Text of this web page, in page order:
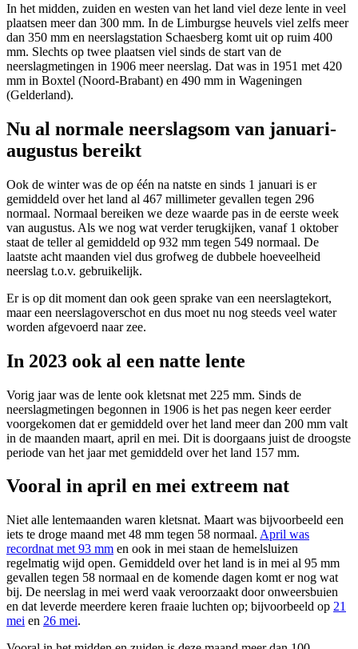
In het midden, zuiden en westen van het land viel deze lente in veel
plaatsen meer dan 300 mm. In de Limburgse heuvels viel zelfs meer
dan 350 mm en neerslagstation Schaesberg komt uit op ruim 400
mm. Slechts op twee plaatsen viel sinds de start van de
neerslagmetingen in 1906 meer neerslag. Dat was in 1951 met 420
mm in Boxtel (Noord-Brabant) en 490 mm in Wageningen
(Gelderland).
Nu al normale neerslagsom van januari-
augustus bereikt
Ook de winter was de op één na natste en sinds 1 januari is er
gemiddeld over het land al 467 millimeter gevallen tegen 296
normaal. Normaal bereiken we deze waarde pas in de eerste week
van augustus. Als we nog wat verder terugkijken, vanaf 1 oktober
staat de teller al gemiddeld op 932 mm tegen 549 normaal. De
laatste acht maanden viel dus grofweg de dubbele hoeveelheid
neerslag t.o.v. gebruikelijk.
Er is op dit moment dan ook geen sprake van een neerslagtekort,
maar een neerslagoverschot en dus moet nu nog steeds veel water
worden afgevoerd naar zee.
In 2023 ook al een natte lente
Vorig jaar was de lente ook kletsnat met 225 mm. Sinds de
neerslagmetingen begonnen in 1906 is het pas negen keer eerder
voorgekomen dat er gemiddeld over het land meer dan 200 mm valt
in de maanden maart, april en mei. Dit is doorgaans juist de droogste
periode van het jaar met gemiddeld over het land 157 mm.
Vooral in april en mei extreem nat
Niet alle lentemaanden waren kletsnat. Maart was bijvoorbeeld een
iets te droge maand met 48 mm tegen 58 normaal. April was
recordnat met 93 mm en ook in mei staan de hemelsluizen
regelmatig wijd open. Gemiddeld over het land is in mei al 95 mm
gevallen tegen 58 normaal en de komende dagen komt er nog wat
bij. De neerslag in mei werd vaak veroorzaakt door onweersbuien
en dat leverde meerdere keren fraaie luchten op; bijvoorbeeld op 21
mei en 26 mei.